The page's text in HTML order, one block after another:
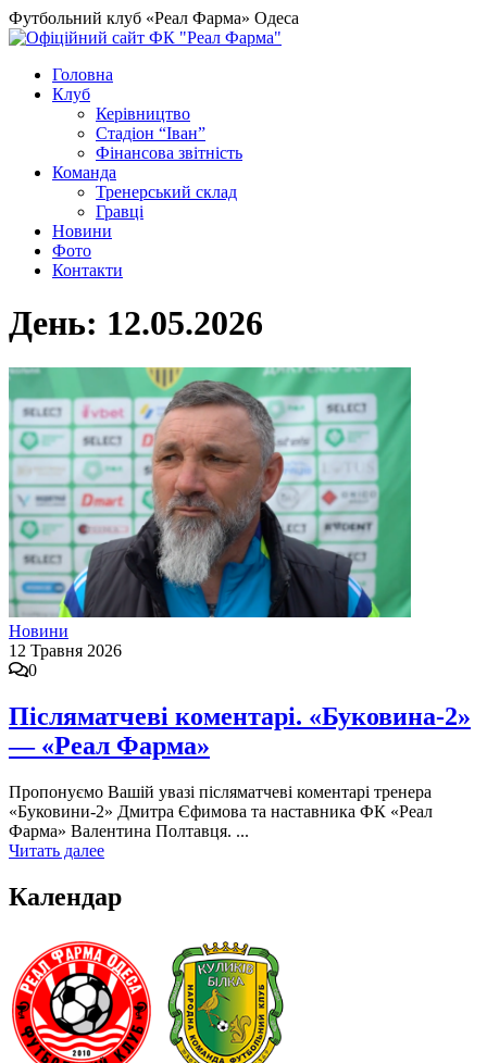
Футбольний клуб «Реал Фарма» Одеса
Головна
Клуб
Керівництво
Стадіон “Іван”
Фінансова звітність
Команда
Тренерський склад
Гравці
Новини
Фото
Контакти
День: 12.05.2026
Новини
12 Травня 2026
0
Післяматчеві коментарі. «Буковина-2»
— «Реал Фарма»
Пропонуємо Вашій увазі післяматчеві коментарі тренера
«Буковини-2» Дмитра Єфимова та наставника ФК «Реал
Фарма» Валентина Полтавця. ...
Читать далее
Календар